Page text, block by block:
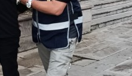
Erkek Yurdu İmkânları
Gücü